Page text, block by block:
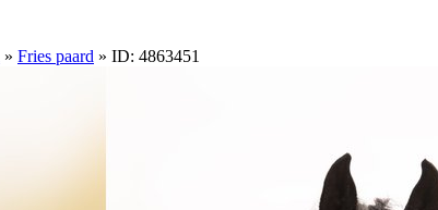
» Fries paard » ID: 4863451